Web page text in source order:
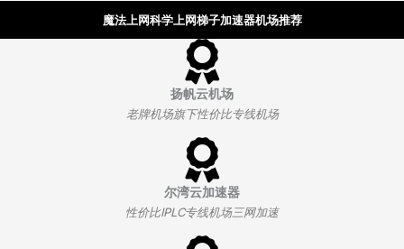
魔法上网科学上网梯子加速器机场推荐
扬帆云机场
老牌机场旗下性价比专线机场
尔湾云加速器
性价比IPLC专线机场三网加速